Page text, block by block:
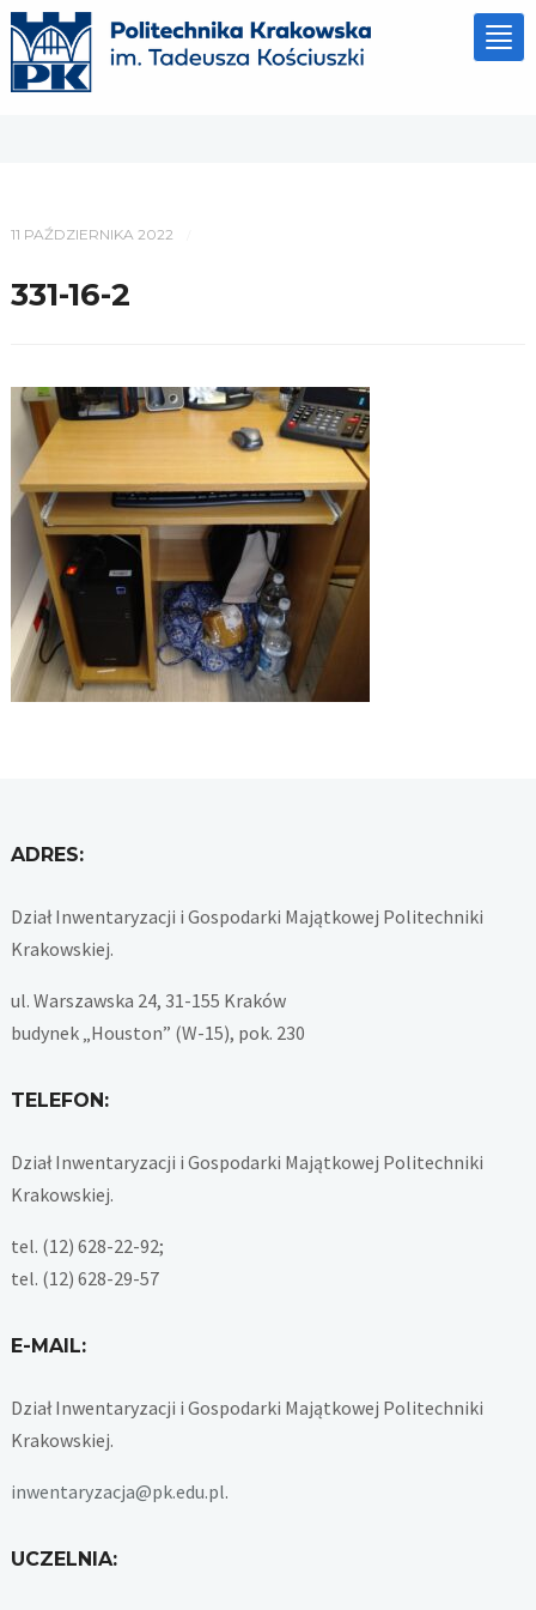
11 PAŹDZIERNIKA 2022
331-16-2
ADRES:
Dział Inwentaryzacji i Gospodarki Majątkowej Politechniki
Krakowskiej.
ul. Warszawska 24, 31-155 Kraków
budynek „Houston” (W-15), pok. 230
TELEFON:
Dział Inwentaryzacji i Gospodarki Majątkowej Politechniki
Krakowskiej.
tel. (12) 628-22-92;
tel. (12) 628-29-57
E-MAIL:
Dział Inwentaryzacji i Gospodarki Majątkowej Politechniki
Krakowskiej.
inwentaryzacja@pk.edu.pl.
UCZELNIA: